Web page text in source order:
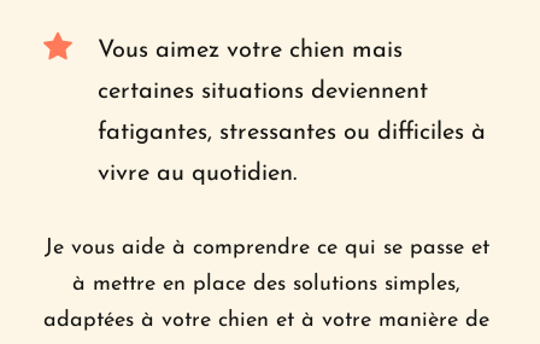
Vous aimez votre chien mais
certaines situations deviennent
fatigantes, stressantes ou difficiles à
vivre au quotidien.
Je vous aide à comprendre ce qui se passe et
à mettre en place des solutions simples,
adaptées à votre chien et à votre manière de